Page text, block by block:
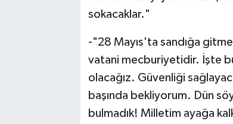
sokacaklar."
-"28 Mayıs'ta sandığa
vatani mecburiyetidir. İşte
olacağız. Güvenliği
başında bekliyorum. Dün
bulmadık! Milletim ayağa